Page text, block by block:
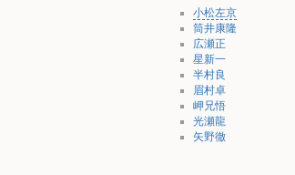
小松左京
筒井康隆
広瀬正
星新一
半村良
眉村卓
岬兄悟
光瀬龍
矢野徹